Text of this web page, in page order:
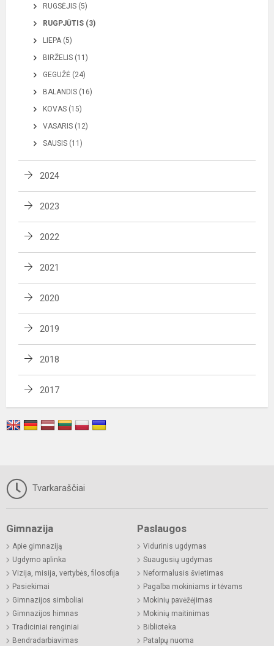
RUGSĖJIS (5)
RUGPJŪTIS (3)
LIEPA (5)
BIRŽELIS (11)
GEGUŽĖ (24)
BALANDIS (16)
KOVAS (15)
VASARIS (12)
SAUSIS (11)
2024
2023
2022
2021
2020
2019
2018
2017
Tvarkaraščiai
Gimnazija
Apie gimnaziją
Ugdymo aplinka
Vizija, misija, vertybės, filosofija
Pasiekimai
Gimnazijos simboliai
Gimnazijos himnas
Tradiciniai renginiai
Bendradarbiavimas
Paslaugos
Vidurinis ugdymas
Suaugusių ugdymas
Neformalusis švietimas
Pagalba mokiniams ir tėvams
Mokinių pavėžėjimas
Mokinių maitinimas
Biblioteka
Patalpų nuoma